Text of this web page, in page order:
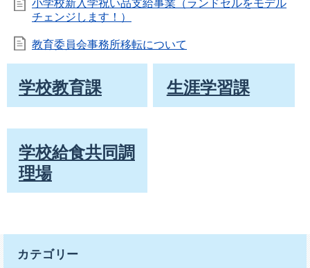
小学校新入学祝い品支給事業（ランドセルをモデル
チェンジします！）
教育委員会事務所移転について
学校教育課 生涯学習課
学校給食共同調
理場
カテゴリー